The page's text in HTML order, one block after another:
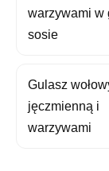
warzywami w
sosie
Gulasz
jęczmienną i
warzywami